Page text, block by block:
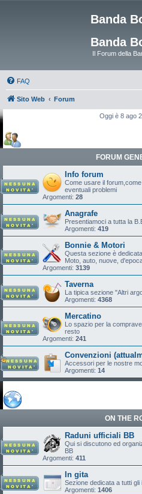
Banda
Banda
Il Forum della
FAQ
Sito Web Forum
Oggi è 8 ago
FORUM
Info forum
Come usare il
eventuali problemi
Argomenti: 28
Anagrafe
Presentiamoci a tutta la
Argomenti: 419
Bonnie & Motori
Questa sezione è
Moto, auto, nuove,
Argomenti: 3139
Taverna
La tipica sezione "Altri
Argomenti: 4368
Mercatino
Lo spazio per la
resto
Argomenti: 241
Convenzioni
Accessori per le nostre
Argomenti: 14
ON THE
Raduni ufficiali BB
Qui si discutono ed
BB
Argomenti: 411
In gita
Sezione dedicata a tutti gli
Argomenti: 1406